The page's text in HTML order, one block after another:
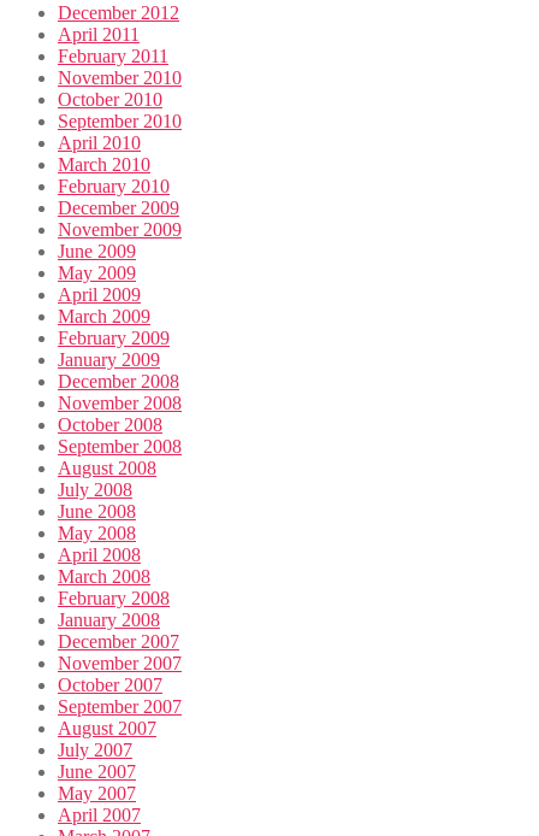
December 2012
April 2011
February 2011
November 2010
October 2010
September 2010
April 2010
March 2010
February 2010
December 2009
November 2009
June 2009
May 2009
April 2009
March 2009
February 2009
January 2009
December 2008
November 2008
October 2008
September 2008
August 2008
July 2008
June 2008
May 2008
April 2008
March 2008
February 2008
January 2008
December 2007
November 2007
October 2007
September 2007
August 2007
July 2007
June 2007
May 2007
April 2007